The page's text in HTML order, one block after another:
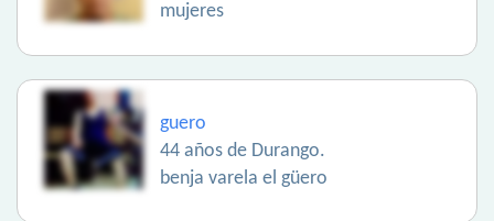
mujeres
guero
44 años de Durango.
benja varela el güero